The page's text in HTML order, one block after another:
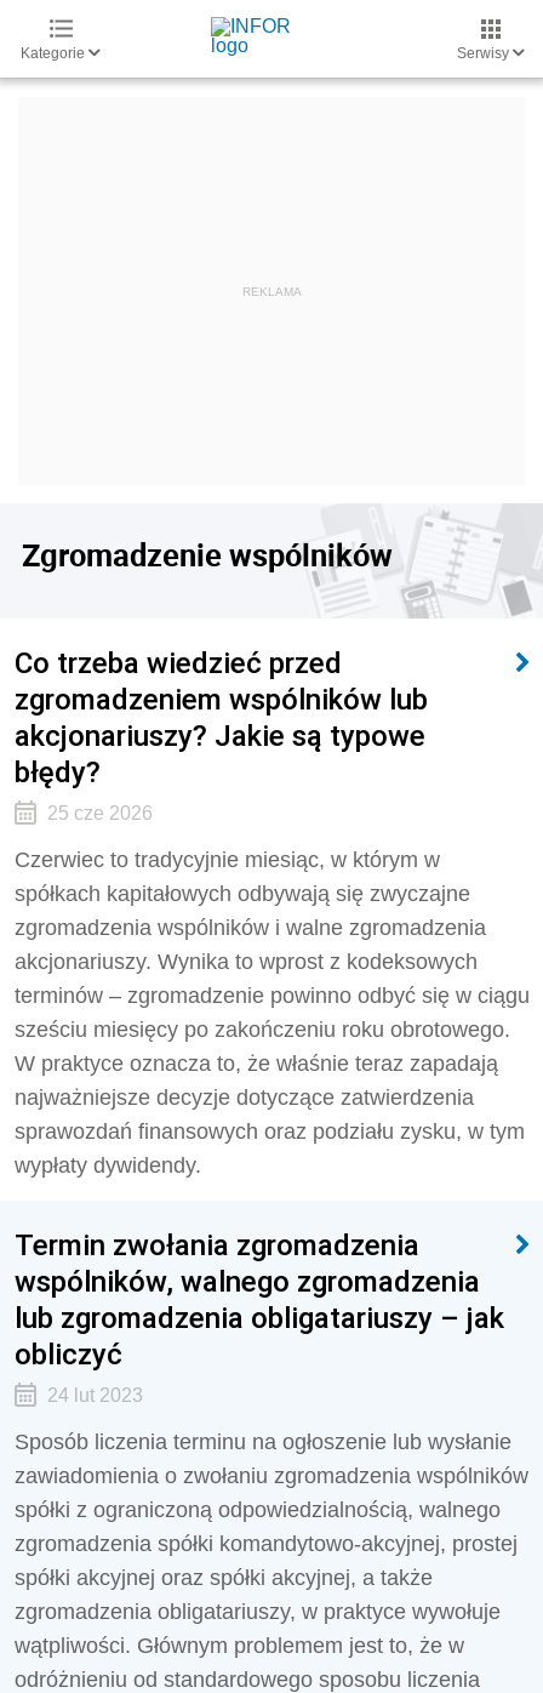
Kategorie Serwisy
Zgromadzenie wspólników
Co trzeba wiedzieć przed
zgromadzeniem wspólników lub
akcjonariuszy? Jakie są typowe
błędy?
25 cze 2026
Czerwiec to tradycyjnie miesiąc, w którym w
spółkach kapitałowych odbywają się zwyczajne
zgromadzenia wspólników i walne zgromadzenia
akcjonariuszy. Wynika to wprost z kodeksowych
terminów – zgromadzenie powinno odbyć się w ciągu
sześciu miesięcy po zakończeniu roku obrotowego.
W praktyce oznacza to, że właśnie teraz zapadają
najważniejsze decyzje dotyczące zatwierdzenia
sprawozdań finansowych oraz podziału zysku, w tym
wypłaty dywidendy.
Termin zwołania zgromadzenia
wspólników, walnego zgromadzenia
lub zgromadzenia obligatariuszy – jak
obliczyć
24 lut 2023
Sposób liczenia terminu na ogłoszenie lub wysłanie
zawiadomienia o zwołaniu zgromadzenia wspólników
spółki z ograniczoną odpowiedzialnością, walnego
zgromadzenia spółki komandytowo-akcyjnej, prostej
spółki akcyjnej oraz spółki akcyjnej, a także
zgromadzenia obligatariuszy, w praktyce wywołuje
wątpliwości. Głównym problemem jest to, że w
odróżnieniu od standardowego sposobu liczenia